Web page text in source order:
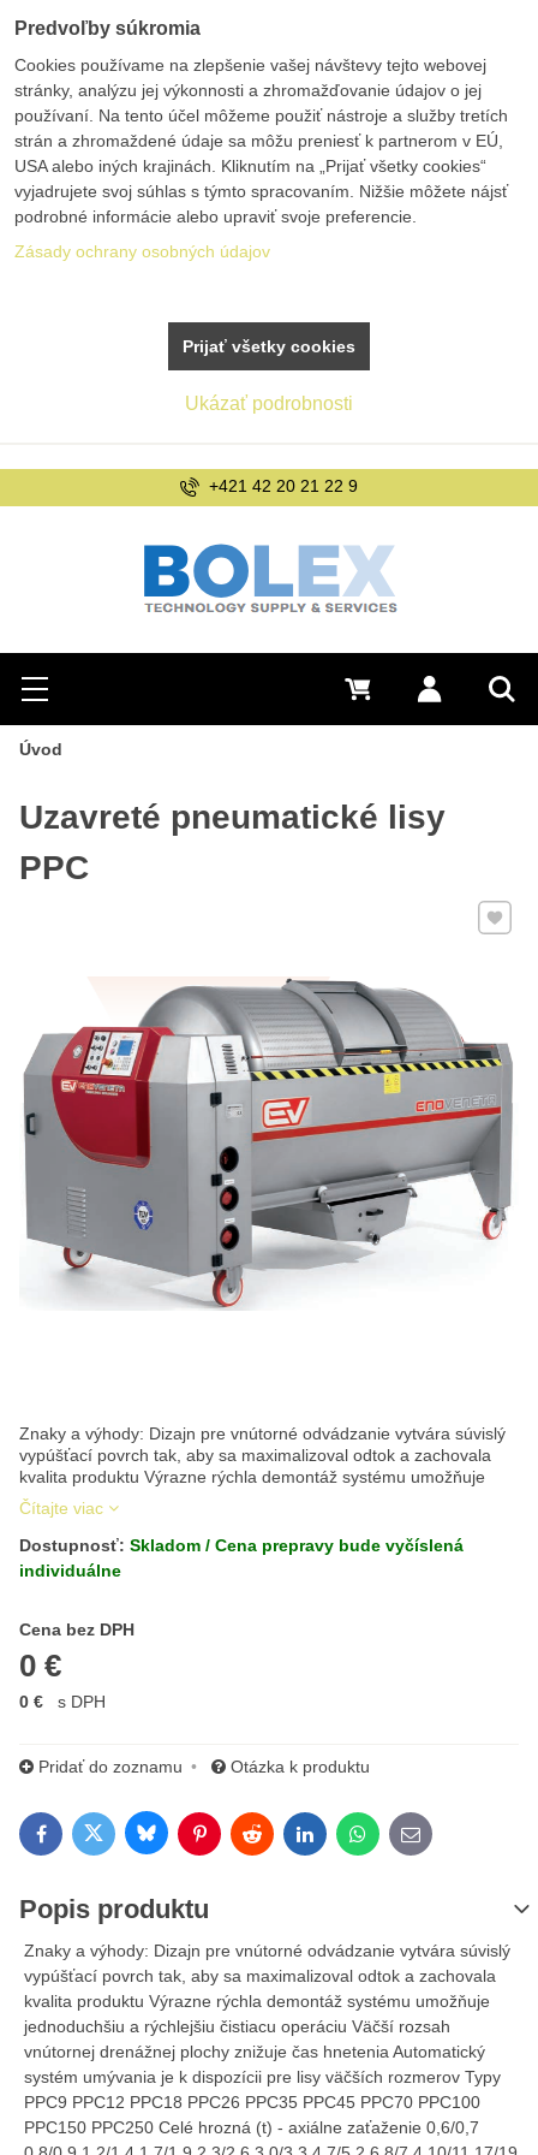
Hľadať
Menu Prihlásiť sa
0 €
+421 42 20 21 22 9
Úvod
Uzavreté pneumatické lisy
PPC
Znaky a výhody: Dizajn pre vnútorné odvádzanie vytvára súvislý
vypúšťací povrch tak, aby sa maximalizoval odtok a zachovala
kvalita produktu Výrazne rýchla demontáž systému umožňuje
Čítajte viac
Pridať
Dostupnosť: Skladom / Cena prepravy bude vyčíslená
individuálne
Cena bez DPH
0 €
Cena s DPH
0 € s DPH
Pridať do zoznamu Otázka k produktu
FacebookTwitterBlueskyPinterestRedditLinkedInWhatsApp
E-mail
Popis produktu
Znaky a výhody: Dizajn pre vnútorné odvádzanie vytvára súvislý
vypúšťací povrch tak, aby sa maximalizoval odtok a zachovala
kvalita produktu Výrazne rýchla demontáž systému umožňuje
jednoduchšiu a rýchlejšiu čistiacu operáciu Väčší rozsah
vnútornej drenážnej plochy znižuje čas hnetenia Automatický
systém umývania je k dispozícii pre lisy väčších rozmerov Typy
PPC9 PPC12 PPC18 PPC26 PPC35 PPC45 PPC70 PPC100
PPC150 PPC250 Celé hrozná (t) - axiálne zaťaženie 0,6/0,7
Predvoľby súkromia
Cookies používame na zlepšenie vašej návštevy tejto webovej
stránky, analýzu jej výkonnosti a zhromažďovanie údajov o jej
používaní. Na tento účel môžeme použiť nástroje a služby tretích
strán a zhromaždené údaje sa môžu preniesť k partnerom v EÚ,
USA alebo iných krajinách. Kliknutím na „Prijať všetky cookies“
vyjadrujete svoj súhlas s týmto spracovaním. Nižšie môžete nájsť
podrobné informácie alebo upraviť svoje preferencie.
Zásady ochrany osobných údajov
Ukázať podrobnosti
Prijať všetky cookies